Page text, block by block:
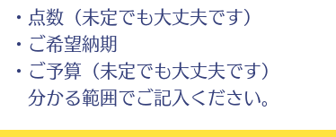
・点数（未定でも大丈夫です）
・ご希望納期
・ご予算（未定でも大丈夫です）
分かる範囲でご記入ください。